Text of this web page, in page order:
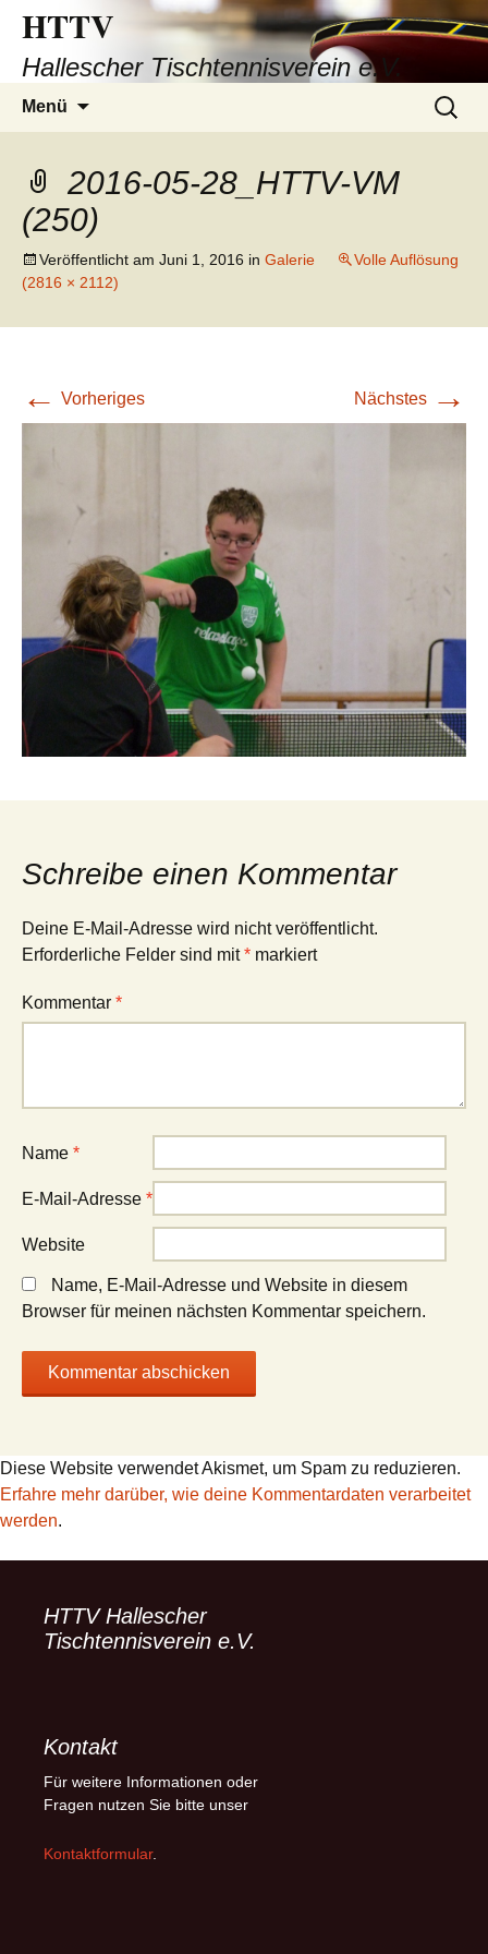
HTTV
Hallescher Tischtennisverein e.V.
Menü
Suchen
nach:
2016-05-28_HTTV-VM
(250)
Veröffentlicht am Juni 1, 2016 in Galerie
Volle Auflösung
(2816 × 2112)
← Vorheriges Nächstes →
Schreibe einen Kommentar
Deine E-Mail-Adresse wird nicht veröffentlicht.
Erforderliche Felder sind mit* markiert
Kommentar *
Name *
E-Mail-Adresse *
Website
Name, E-Mail-Adresse und Website in diesem
Browser für meinen nächsten Kommentar speichern.
Diese Website verwendet Akismet, um Spam zu reduzieren.
Erfahre mehr darüber, wie deine Kommentardaten verarbeitet
werden.
HTTV Hallescher
Tischtennisverein e.V.
Kontakt
Für weitere Informationen oder
Fragen nutzen Sie bitte unser
Kontaktformular.